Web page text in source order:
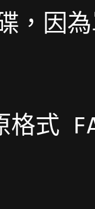
，因
格式